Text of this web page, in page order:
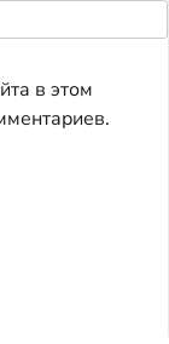
в этом